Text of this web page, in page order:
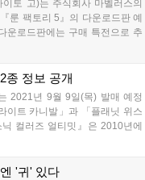
토 고)는 주식회사 마벨러스의
룬 팩토리 5』의 다운로드판 예
운로드판에는 구매 특전으로 추
수영복 세트 + 신참 대원의 지
종 정보 공개
2021년 9월 9일(목) 발매 예정
이트 카니발」과 「플래닛 위스
컬러즈 얼티밋』은 2010년에
즈』가 컬러풀하게 파워 업한
'귀' 있다